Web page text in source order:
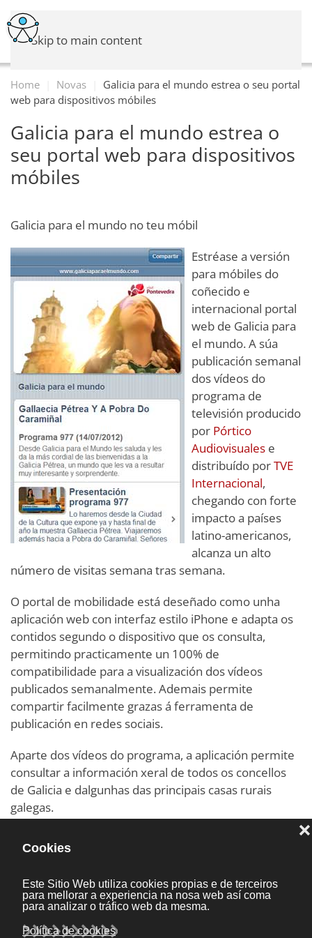
Skip to main content
Home Novas
Galicia para el mundo estrea o seu portal
web para dispositivos móbiles
Galicia para el mundo estrea o
seu portal web para dispositivos
móbiles
Galicia para el mundo no teu móbil
Estréase a versión
para móbiles do
coñecido e
internacional portal
web de Galicia para
el mundo. A súa
publicación semanal
dos vídeos do
programa de
televisión producido
por Pórtico
Audiovisuales e
distribuído porTVE
Internacional,
chegando con forte
impacto a países
latino-americanos,
alcanza un alto
número de visitas semana tras semana.
O portal de mobilidade está deseñado como unha
aplicación web con interfaz estilo iPhone e adapta os
contidos segundo o dispositivo que os consulta,
permitindo practicamente un 100% de
compatibilidade para a visualización dos vídeos
publicados semanalmente. Ademais permite
compartir facilmente grazas á ferramenta de
publicación en redes sociais.
Aparte dos vídeos do programa, a aplicación permite
consultar a información xeral de todos os concellos
de Galicia e dalgunhas das principais casas rurais
galegas.
móbiles mediante o seguinte enlace
un navegador convencional accediendo directamente
www.galiciaparaelmundo.com